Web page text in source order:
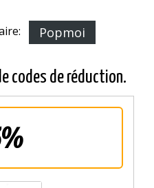
Popmoi
codes de réduction.